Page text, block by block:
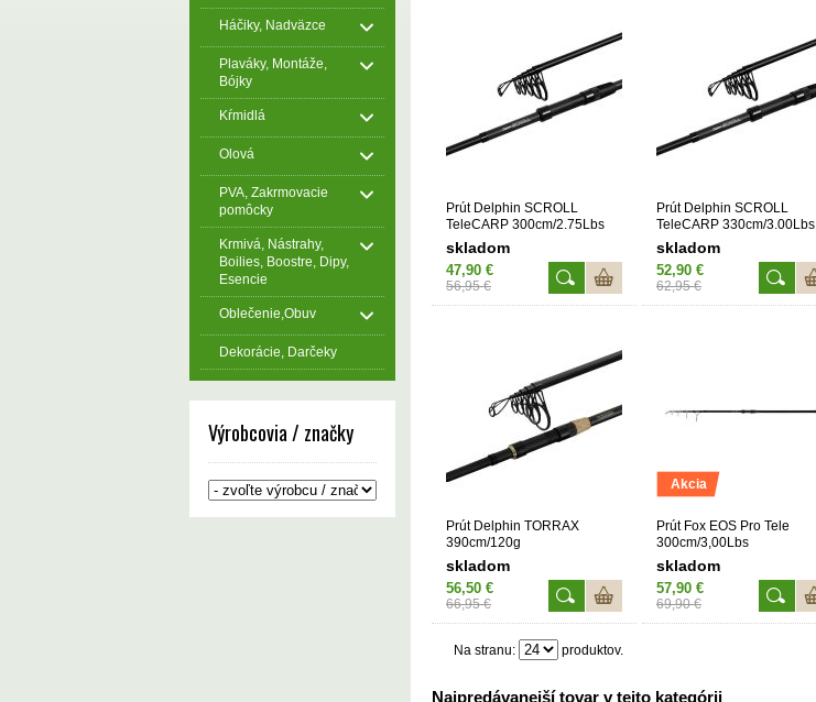
Háčiky, Nadväzce
Plaváky, Montáže,
Bójky
Kŕmidlá
Olová
PVA, Zakrmovacie
pomôcky
Krmivá, Nástrahy,
Boilies, Boostre, Dipy,
Esencie
Oblečenie,Obuv
Dekorácie, Darčeky
Výrobcovia / značky
Prút Delphin SCROLL
TeleCARP 300cm/2.75Lbs
skladom
47,90 €
56,95 €
Prút Delphin SCROLL
TeleCARP 330cm/3.00Lbs
skladom
52,90 €
62,95 €
Prút Delphin TORRAX
390cm/120g
skladom
56,50 €
66,95 €
Akcia
Prút Fox EOS Pro Tele
300cm/3,00Lbs
skladom
57,90 €
69,90 €
Na stranu: produktov.
Najpredávanejší tovar v tejto kategórii